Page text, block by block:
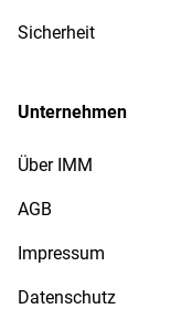
Sicherheit
Unternehmen
Über IMM
AGB
Impressum
Datenschutz